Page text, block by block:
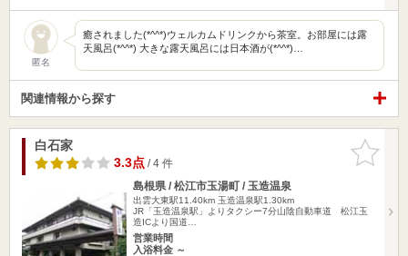
匿名
癒されました(*^^*)ウェルカムドリンクから茶室。お部屋には露
天風呂(*^^*) 大きな露天風呂には日本酒が(*^^*)…
関連情報から探す
お気に入
りに追加
白石家
3.3点/ 4 件
島根県 / 松江市玉湯町 / 玉造温泉
出雲大東駅11.40km 玉造温泉駅1.30km
JR「玉造温泉駅」よりタクシー7分山陰自動車道 松江玉
造ICより国道…
営業時間
入浴料金 ～